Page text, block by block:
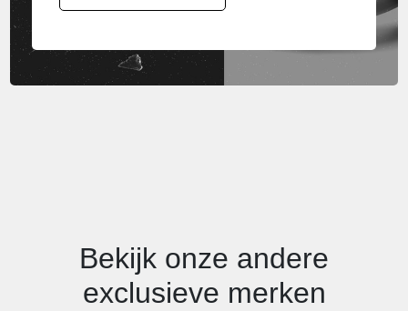
Bekijk onze andere
exclusieve merken